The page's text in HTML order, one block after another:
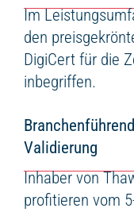
Im
den
DigiCert für die
inbegriffen.
Validierung
Inhaber von
profitieren vom